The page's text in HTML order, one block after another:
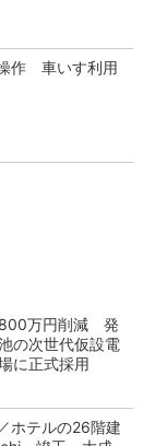
作 車いす利用
万円削減 発
の次世代仮設電
に正式採用
ホテルの26階建